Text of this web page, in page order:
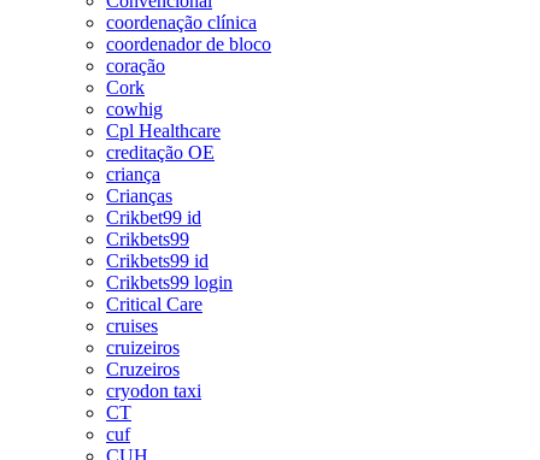
coordenação clínica
coordenador de bloco
coração
Cork
cowhig
Cpl Healthcare
creditação OE
criança
Crianças
Crikbet99 id
Crikbets99
Crikbets99 id
Crikbets99 login
Critical Care
cruises
cruizeiros
Cruzeiros
cryodon taxi
CT
cuf
CUH